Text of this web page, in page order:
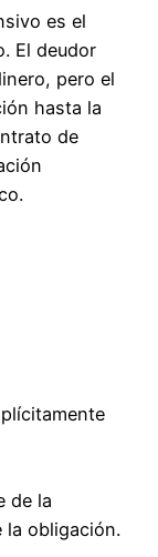
es el
El deudor
pero el
hasta la
de
de la
la obligación.